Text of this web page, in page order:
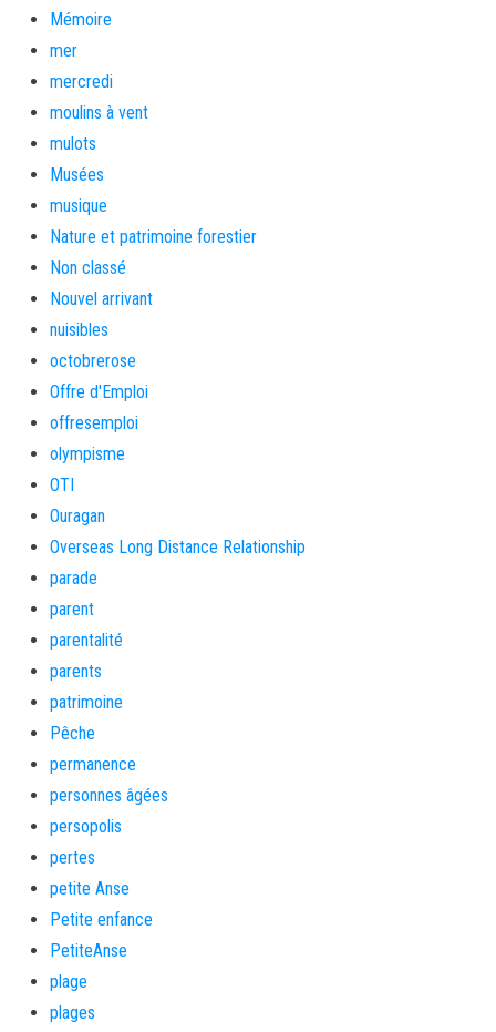
Mémoire
mer
mercredi
moulins à vent
mulots
Musées
musique
Nature et patrimoine forestier
Non classé
Nouvel arrivant
nuisibles
octobrerose
Offre d'Emploi
offresemploi
olympisme
OTI
Ouragan
Overseas Long Distance Relationship
parade
parent
parentalité
parents
patrimoine
Pêche
permanence
personnes âgées
persopolis
pertes
petite Anse
Petite enfance
PetiteAnse
plage
plages